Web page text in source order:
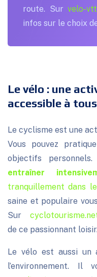
route. Survelo-
infos sur le choix
Le vélo : une
accessible à tous
Le cyclisme est une
Vous pouvez
objectifs
entraîner
tranquillement dans
saine et populaire
Sur
de ce passionnant
Le vélo est aussi
l’environnement.